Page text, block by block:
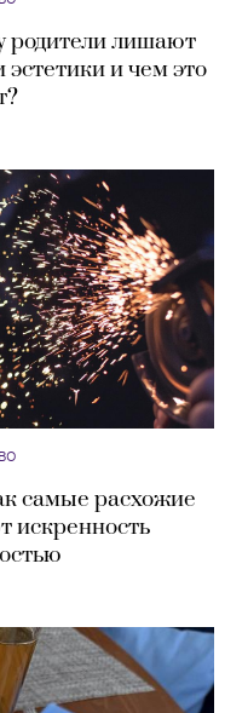
лишают
эстетики и чем это
самые расхожие
искренность